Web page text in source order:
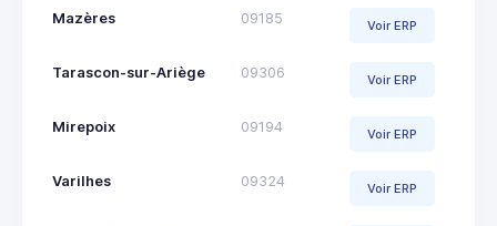
Mazères 09185 Voir ERP
Tarascon-sur-Ariège 09306 Voir ERP
Mirepoix 09194 Voir ERP
Varilhes 09324 Voir ERP